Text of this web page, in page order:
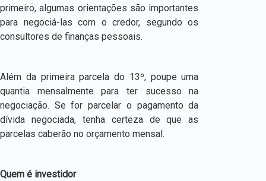
primeiro, algumas orientações são importantes
para negociá-las com o credor, segundo os
consultores de finanças pessoais.
Além da primeira parcela do 13º, poupe uma
quantia mensalmente para ter sucesso na
negociação. Se for parcelar o pagamento da
dívida negociada, tenha certeza de que as
parcelas caberão no orçamento mensal.
Quem é investidor